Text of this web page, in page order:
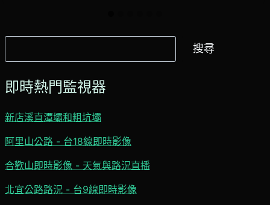
尋
搜尋
即時熱門監視器
新店溪直潭壩和粗坑壩
阿里山公路 - 台18線即時影像
合歡山即時影像 - 天氣與路況直播
北宜公路路況 - 台9線即時影像